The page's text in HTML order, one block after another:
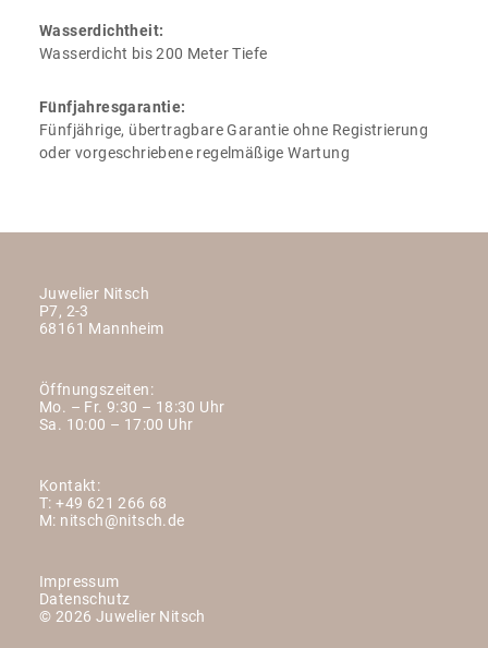
Wasserdichtheit:
Wasserdicht bis 200 Meter Tiefe
Fünfjahresgarantie:
Fünfjährige, übertragbare Garantie ohne Registrierung
oder vorgeschriebene regelmäßige Wartung
Juwelier Nitsch
P7, 2-3
68161 Mannheim
Öffnungszeiten:
Mo. – Fr. 9:30 – 18:30 Uhr
Sa. 10:00 – 17:00 Uhr
Kontakt:
T:+49 621 266 68
M: nitsch@nitsch.de
Impressum
Datenschutz
© 2026 Juwelier Nitsch